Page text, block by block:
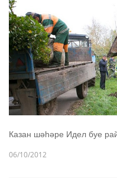
Казан шәһәре Идел буе
06/10/2012